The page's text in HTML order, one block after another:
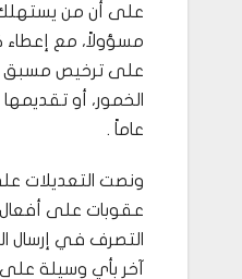
على أن من يستهلك
مسؤولاً، مع إعطاء
على ترخيص مسبق
عاماً .
ونصت التعديلات
عقوبات على أفعال
التصرف في إرسال
آخر بأي وسيلة